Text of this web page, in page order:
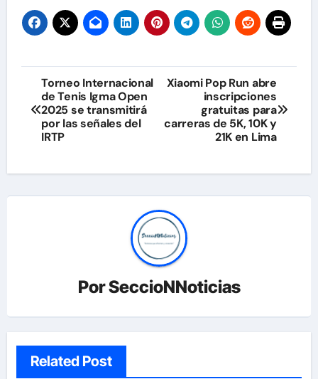
Navegación
de
entradas
Torneo Internacional
de Tenis Igma Open
2025 se transmitirá
por las señales del
IRTP
Xiaomi Pop Run abre
inscripciones
gratuitas para
carreras de 5K, 10K y
21K en Lima
PorSeccioNNoticias
Related Post